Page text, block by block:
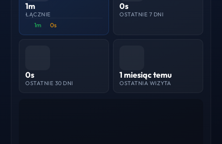
1m
ŁĄCZNIE
1m 0s
0s
OSTATNIE 7 DNI
0s
OSTATNIE 30 DNI
1 miesiąc temu
OSTATNIA WIZYTA